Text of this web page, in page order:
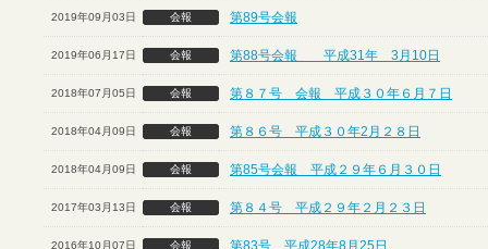
2019年09月03日 会報 第89号会報
2019年06月17日 会報 第88号会報 平成31年 3月10日
2018年07月05日 会報 第８７号 会報 平成３０年６月７日
2018年04月09日 会報 第８６号 平成３０年2月２８日
2018年04月09日 会報 第85号会報 平成２９年６月３０日
2017年03月13日 会報 第８４号 平成２９年２月２３日
2016年10月07日 会報 第83号 平成28年8月25日